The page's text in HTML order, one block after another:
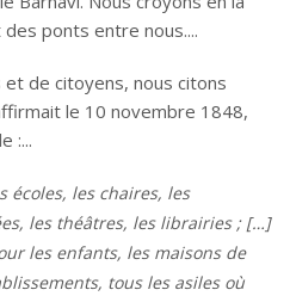
ponts entre nous.
de citoyens, nous citons
le 10 novembre 1848,
:
les chaires, les
les théâtres, les librairies ; […]
les enfants, les maisons de
tous les asiles où